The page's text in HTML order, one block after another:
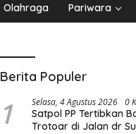
Olahraga Pariwara
Berita Populer
1 Selasa, 4 Agustus 2026 0
Satpol PP Tertibkan
Trotoar di Jalan dr